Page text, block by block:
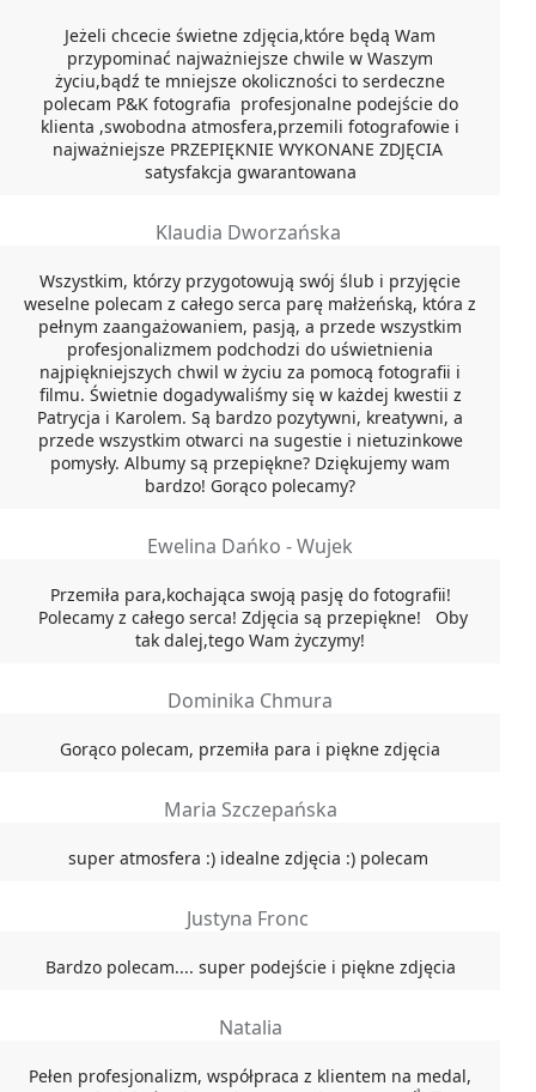
Jeżeli chcecie świetne zdjęcia,które będą Wam
przypominać najważniejsze chwile w Waszym
życiu,bądź te mniejsze okoliczności to serdeczne
polecam P&K fotografia profesjonalne podejście do
klienta ,swobodna atmosfera,przemili fotografowie i
najważniejsze PRZEPIĘKNIE WYKONANE ZDJĘCIA
satysfakcja gwarantowana
Klaudia Dworzańska
Wszystkim, którzy przygotowują swój ślub i przyjęcie
weselne polecam z całego serca parę małżeńską, która z
pełnym zaangażowaniem, pasją, a przede wszystkim
profesjonalizmem podchodzi do uświetnienia
najpiękniejszych chwil w życiu za pomocą fotografii i
filmu. Świetnie dogadywaliśmy się w każdej kwestii z
Patrycja i Karolem. Są bardzo pozytywni, kreatywni, a
przede wszystkim otwarci na sugestie i nietuzinkowe
pomysły. Albumy są przepiękne? Dziękujemy wam
bardzo! Gorąco polecamy?
Ewelina Dańko - Wujek
Przemiła para,kochająca swoją pasję do fotografii!
Polecamy z całego serca! Zdjęcia są przepiękne! Oby
tak dalej,tego Wam życzymy!
Dominika Chmura
Gorąco polecam, przemiła para i piękne zdjęcia
Maria Szczepańska
super atmosfera :) idealne zdjęcia :) polecam
Justyna Fronc
Bardzo polecam.... super podejście i piękne zdjęcia
Natalia
Pełen profesjonalizm, współpraca z klientem na medal,